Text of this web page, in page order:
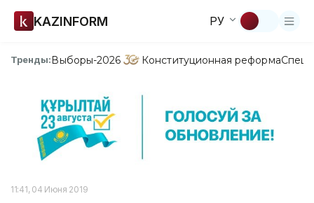
KAZINFORM РУ
Тренды:Выборы-2026 Конституционная реформа
11:41, 04 Июня 2019